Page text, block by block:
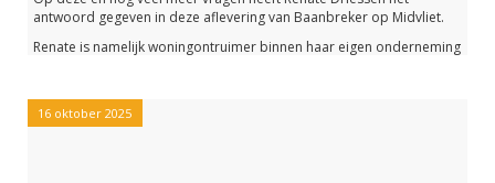
antwoord gegeven in deze aflevering van Baanbreker op Midvliet.
Renate is namelijk woningontruimer binnen haar eigen onderneming
Het werd een bijzondere uitzending waarin ook aandacht besteed is
aan het 100 jarig bestaan van groentenwinkel van Rijn Culinair op het
Damplein in Leidschendam. Eigenaar Chantal Kloosterman heeft
16 oktober 2025